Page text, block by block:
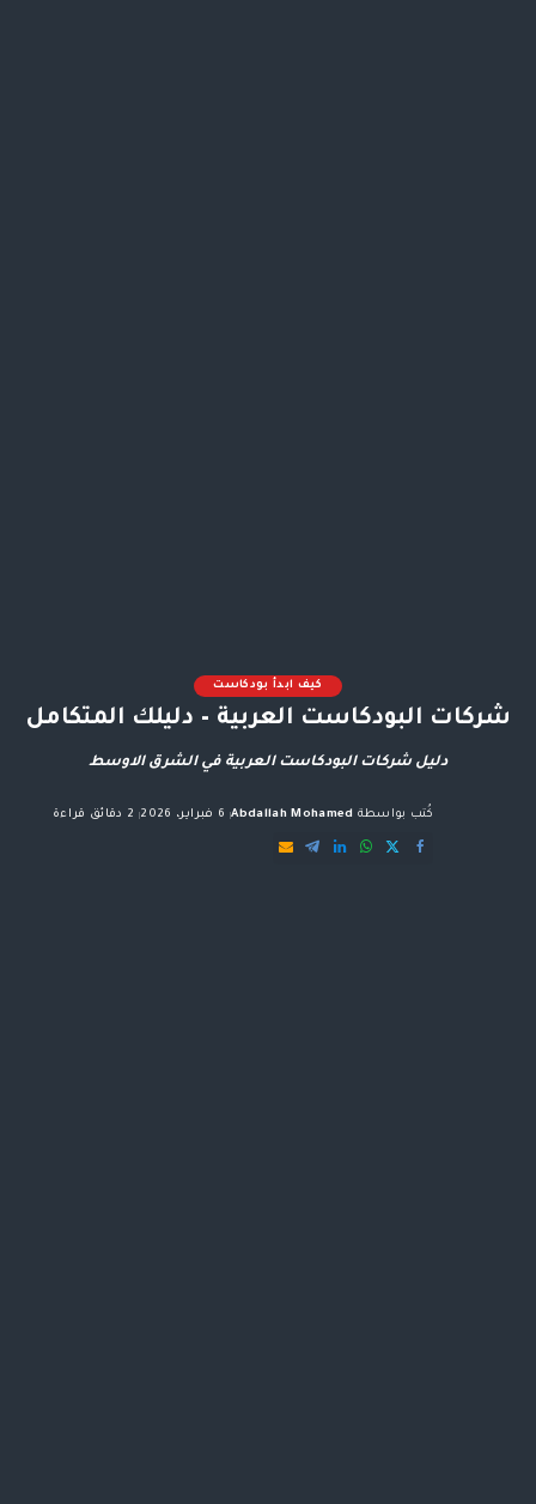
كيف ابدأ بودكاست
شركات البودكاست العربية – دليلك المتكامل
دليل شركات البودكاست العربية في الشرق الاوسط
by
كُتب بواسطة Abdallah Mohamed 6 فبراير، 2026 2 دقائق قراءة